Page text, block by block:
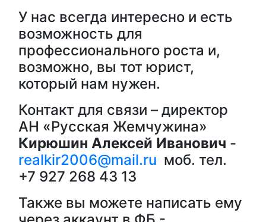
У нас всегда интересно и есть
возможность для
профессионального роста и,
возможно, вы тот юрист,
который нам нужен.
Контакт для связи – директор
АН «Русская Жемчужина»
Кирюшин Алексей Иванович -
realkir2006@mail.ru моб. тел.
+7 927 268 43 13
Также вы можете написать ему